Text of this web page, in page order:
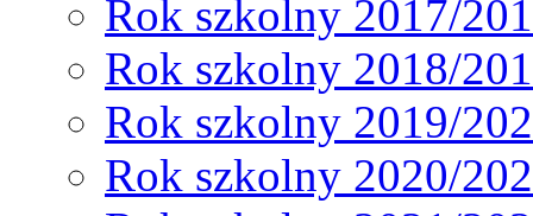
Rok szkolny 2017/
Rok szkolny 2018/
Rok szkolny 2019/
Rok szkolny 2020/